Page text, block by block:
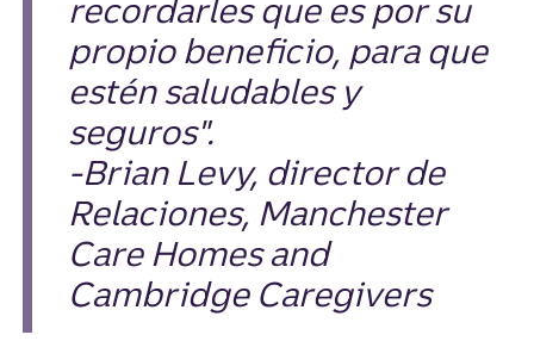
recordarles que es por su
propio beneficio, para que
estén saludables y
seguros".
-Brian Levy, director de
Relaciones, Manchester
Care Homes and
Cambridge Caregivers